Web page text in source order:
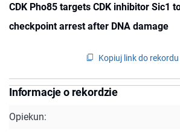
CDK Pho85 targets CDK inhibitor Sic1
checkpoint arrest after DNA damage
Kopiuj link do rekordu
Informacje o rekordzie
Opiekun: